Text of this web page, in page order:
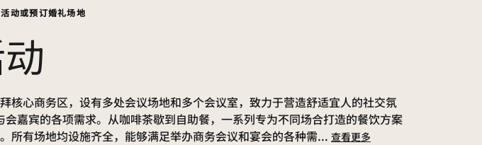
动或预订婚礼场地
心商务区，设有多处会议场地和多个会议室，致力于营造舒适宜人的社交氛
嘉宾的各项需求。从咖啡茶歇到自助餐，一系列专为不同场合打造的餐饮方案
所有场地均设施齐全，能够满足举办商务会议和宴会的各种需... 查看更多